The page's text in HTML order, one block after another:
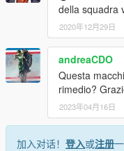
della squadra
2020年12月29日
andreaCDO
Questa
rimedio?
2023年04月16日
加入对话！ 登入或注册